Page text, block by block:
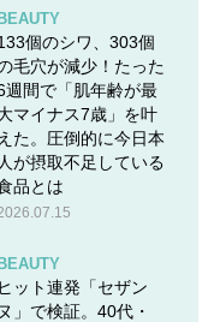
BEAUTY
個のシワ、303個
毛穴が減少！たった
週間で「肌年齢が最
マイナス7歳」を叶
えた。圧倒的に今日本
人が摂取不足している
品とは
BEAUTY
ヒット連発「セザン
ヌ」で検証。40代・